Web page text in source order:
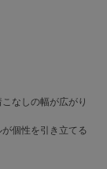
なしの幅が広がり
個性を引き立てる